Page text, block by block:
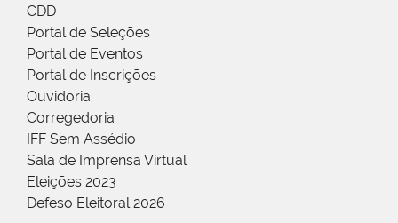
CDD
Portal de Seleções
Portal de Eventos
Portal de Inscrições
Ouvidoria
Corregedoria
IFF Sem Assédio
Sala de Imprensa Virtual
Eleições 2023
Defeso Eleitoral 2026